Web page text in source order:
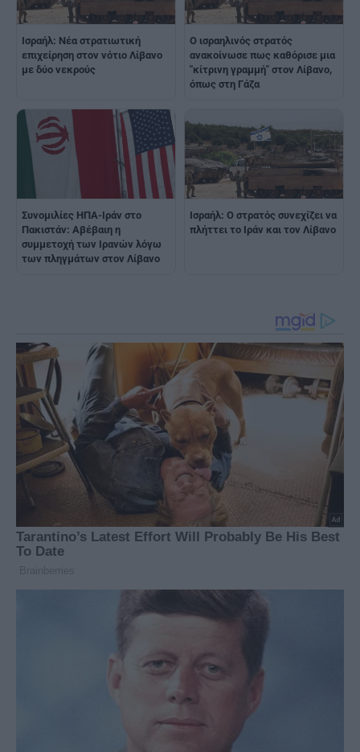
Ισραήλ: Νέα στρατιωτική
επιχείρηση στον νότιο Λίβανο
με δύο νεκρούς
Ο ισραηλινός στρατός
ανακοίνωσε πως καθόρισε μια
"κίτρινη γραμμή" στον Λίβανο,
όπως στη Γάζα
Συνομιλίες ΗΠΑ-Ιράν στο
Πακιστάν: Αβέβαιη η
συμμετοχή των Ιρανών λόγω
των πληγμάτων στον Λίβανο
Ισραήλ: Ο στρατός συνεχίζει να
πλήττει το Ιράν και τον Λίβανο